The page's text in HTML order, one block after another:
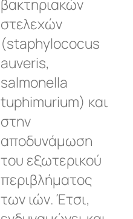
βακτηριακών
στελεχών
(staphylococus
auveris,
salmonella
tuphimurium) και
στην
αποδυνάμωση
του εξωτερικού
περιβλήματος
των ιών. Έτσι,